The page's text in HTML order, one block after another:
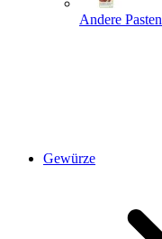
Andere Pasten
Gewürze